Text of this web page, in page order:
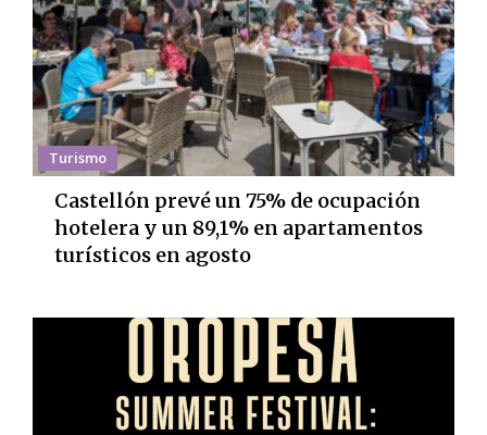
Turismo
Castellón prevé un 75% de ocupación
hotelera y un 89,1% en apartamentos
turísticos en agosto